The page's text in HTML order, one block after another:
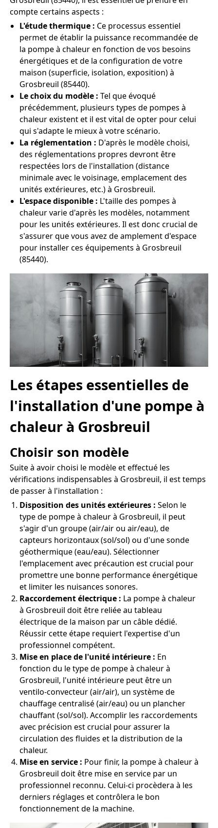
compte certains aspects :
L'étude thermique : Ce processus essentiel
permet de établir la puissance recommandée de
la pompe à chaleur en fonction de vos besoins
énergétiques et de la configuration de votre
maison (superficie, isolation, exposition) à
Grosbreuil (85440).
Le choix du modèle : Tel que évoqué
précédemment, plusieurs types de pompes à
chaleur existent et il est vital de opter pour celui
qui s'adapte le mieux à votre scénario.
La réglementation : D'après le modèle choisi,
des réglementations propres devront être
respectées lors de l'installation (distance
minimale avec le voisinage, emplacement des
unités extérieures, etc.) à Grosbreuil.
L'espace disponible : L'taille des pompes à
chaleur varie d'après les modèles, notamment
pour les unités extérieures. Il est donc crucial de
s'assurer que vous avez de amplement d'espace
pour installer ces équipements à Grosbreuil
(85440).
Les étapes essentielles de
l'installation d'une pompe à
chaleur à Grosbreuil
Choisir son modèle
Suite à avoir choisi le modèle et effectué les
vérifications indispensables à Grosbreuil, il est temps
de passer à l'installation :
Disposition des unités extérieures : Selon le
type de pompe à chaleur à Grosbreuil, il peut
s'agir d'un groupe (air/air ou air/eau), de
capteurs horizontaux (sol/sol) ou d'une sonde
géothermique (eau/eau). Sélectionner
l'emplacement avec précaution est crucial pour
promettre une bonne performance énergétique
et limiter les nuisances sonores.
Raccordement électrique : La pompe à chaleur
à Grosbreuil doit être reliée au tableau
électrique de la maison par un câble dédié.
Réussir cette étape requiert l'expertise d'un
professionnel compétent.
Mise en place de l'unité intérieure : En
fonction du le type de pompe à chaleur à
Grosbreuil, l'unité intérieure peut être un
ventilo-convecteur (air/air), un système de
chauffage centralisé (air/eau) ou un plancher
chauffant (sol/sol). Accomplir les raccordements
avec précision est crucial pour assurer la
circulation des fluides et la distribution de la
chaleur.
Mise en service : Pour finir, la pompe à chaleur à
Grosbreuil doit être mise en service par un
professionnel reconnu. Celui-ci procèdera à les
derniers réglages et contrôlera le bon
fonctionnement de la machine.